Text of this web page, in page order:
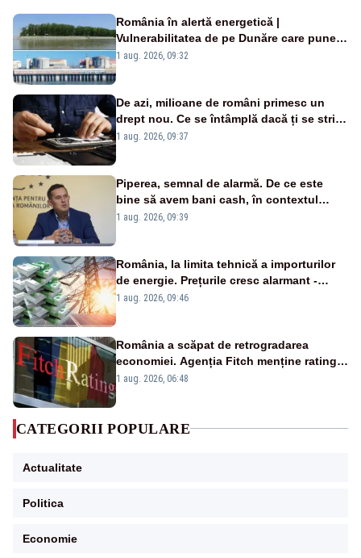
România în alertă energetică |
Vulnerabilitatea de pe Dunăre care pune
în pericol Centrala Cernavodă era
1 aug. 2026, 09:32
De azi, milioane de români primesc un
drept nou. Ce se întâmplă dacă ți se strică
un produs
1 aug. 2026, 09:37
Piperea, semnal de alarmă. De ce este
bine să avem bani cash, în contextul
alertei energetice?
1 aug. 2026, 09:39
România, la limita tehnică a importurilor
de energie. Prețurile cresc alarmant -
Analiză Realitatea Plus
1 aug. 2026, 09:46
România a scăpat de retrogradarea
economiei. Agenția Fitch menține ratingul
„BBB-” cu perspectivă negativă
1 aug. 2026, 06:48
CATEGORII POPULARE
Actualitate
Politica
Economie